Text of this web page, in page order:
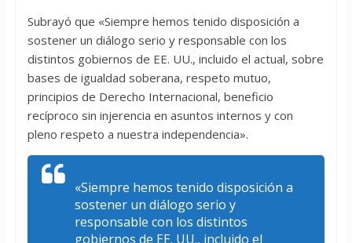
Subrayó que «Siempre hemos tenido disposición a
sostener un diálogo serio y responsable con los
distintos gobiernos de EE. UU., incluido el actual, sobre
bases de igualdad soberana, respeto mutuo,
principios de Derecho Internacional, beneficio
recíproco sin injerencia en asuntos internos y con
pleno respeto a nuestra independencia».
«Siempre hemos tenido disposición a
sostener un diálogo serio y
responsable con los distintos
gobiernos de EE. UU., incluido el